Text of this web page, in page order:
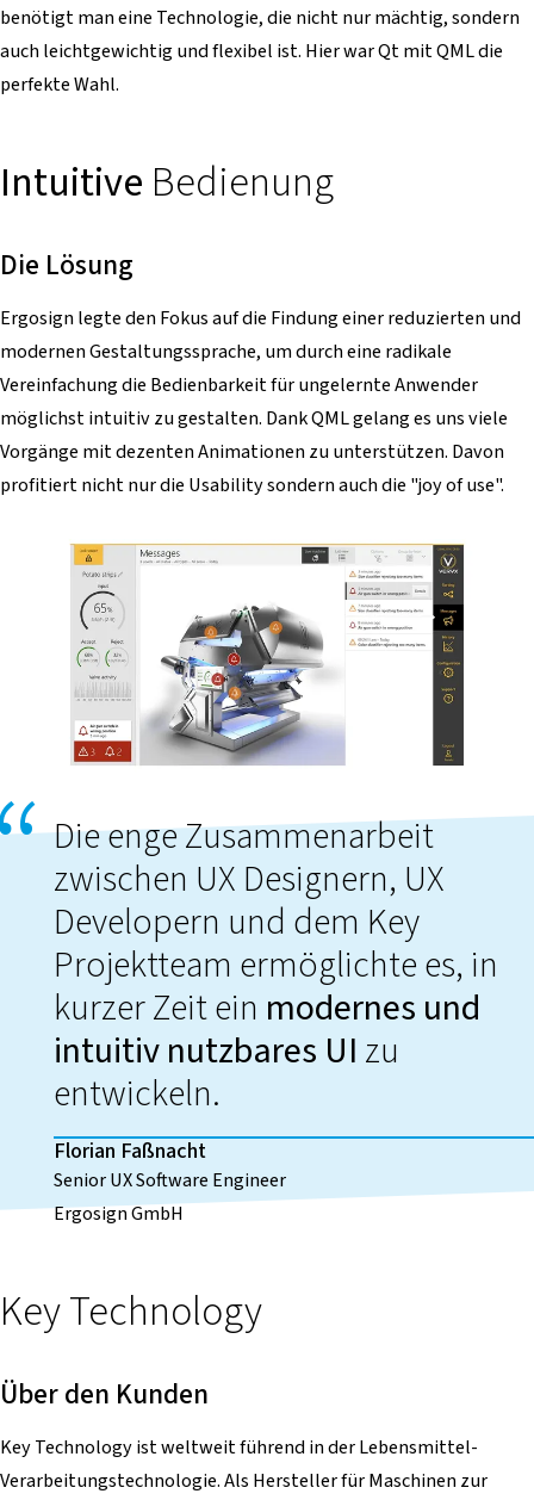
benötigt man eine Technologie, die nicht nur mächtig, sondern
auch leichtgewichtig und flexibel ist. Hier war Qt mit QML die
perfekte Wahl.
Intuitive Bedienung
Die Lösung
Ergosign legte den Fokus auf die Findung einer reduzierten und
modernen Gestaltungssprache, um durch eine radikale
Vereinfachung die Bedienbarkeit für ungelernte Anwender
möglichst intuitiv zu gestalten. Dank QML gelang es uns viele
Vorgänge mit dezenten Animationen zu unterstützen. Davon
profitiert nicht nur die Usability sondern auch die "joy of use".
Die enge Zusammenarbeit
zwischen UX Designern, UX
Developern und dem Key
Projektteam ermöglichte es, in
kurzer Zeit ein modernes und
intuitiv nutzbares UI zu
entwickeln.
Florian Faßnacht
Senior UX Software Engineer
Ergosign GmbH
Key Technology
Über den Kunden
Key Technology ist weltweit führend in der Lebensmittel-
Verarbeitungstechnologie. Als Hersteller für Maschinen zur